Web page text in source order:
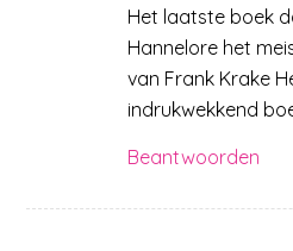
Het laatste boek
Hannelore het
van Frank Krake
indrukwekkend
Beantwoorden